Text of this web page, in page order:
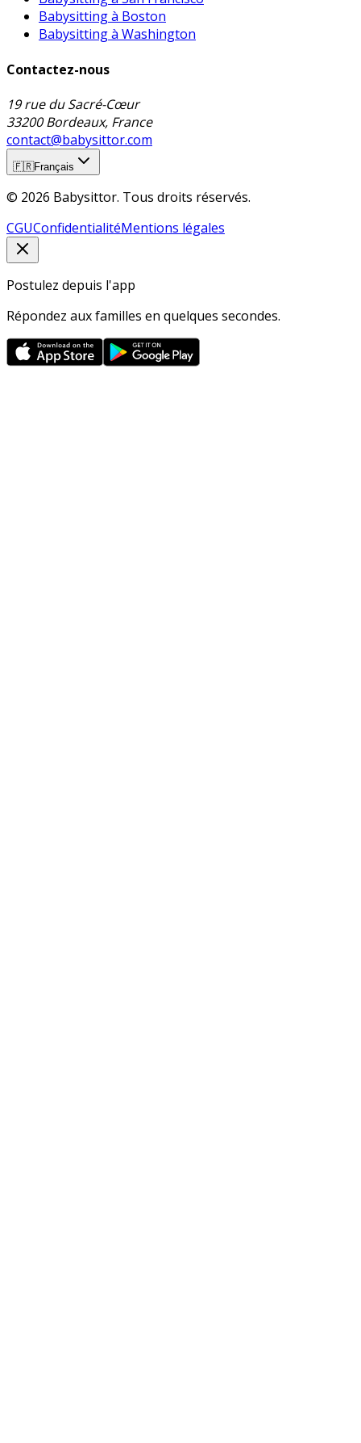
Babysitting à Boston
Babysitting à Washington
Contactez-nous
19 rue du Sacré-Cœur
33200 Bordeaux, France
contact@babysittor.com
🇫🇷Français
© 2026 Babysittor. Tous droits réservés.
CGUConfidentialitéMentions légales
Postulez depuis l'app
Répondez aux familles en quelques secondes.